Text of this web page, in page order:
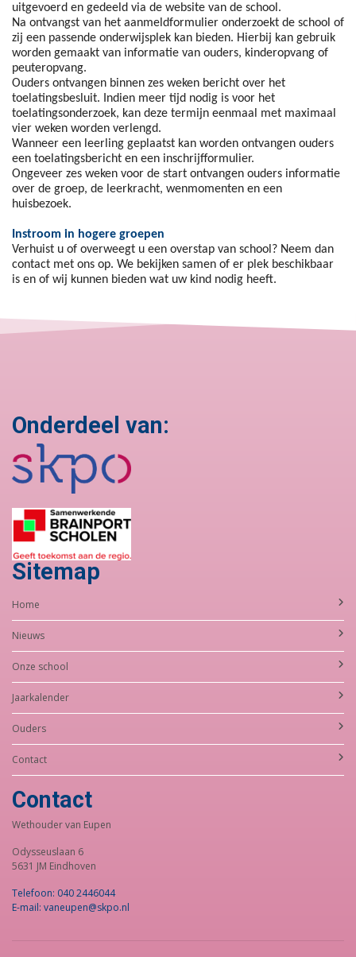
uitgevoerd en gedeeld via de website van de school.
Na ontvangst van het aanmeldformulier onderzoekt de school of
zij een passende onderwijsplek kan bieden. Hierbij kan gebruik
worden gemaakt van informatie van ouders, kinderopvang of
peuteropvang.
Ouders ontvangen binnen zes weken bericht over het
toelatingsbesluit. Indien meer tijd nodig is voor het
toelatingsonderzoek, kan deze termijn eenmaal met maximaal
vier weken worden verlengd.
Wanneer een leerling geplaatst kan worden ontvangen ouders
een toelatingsbericht en een inschrijfformulier.
Ongeveer zes weken voor de start ontvangen ouders informatie
over de groep, de leerkracht, wenmomenten en een
huisbezoek.
Instroom in hogere groepen
Verhuist u of overweegt u een overstap van school? Neem dan
contact met ons op. We bekijken samen of er plek beschikbaar
is en of wij kunnen bieden wat uw kind nodig heeft.
Onderdeel van:
Sitemap
Home
Nieuws
Onze school
Jaarkalender
Ouders
Contact
Contact
Wethouder van Eupen
Odysseuslaan 6
5631 JM Eindhoven
Telefoon: 040 2446044
E-mail: vaneupen@skpo.nl